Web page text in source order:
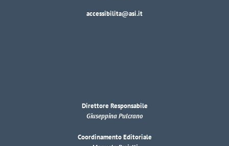
accessibilita@asi.it
Direttore Responsabile
Giuseppina Pulcrano
Coordinamento Editoriale